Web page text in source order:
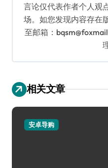
言论仅代表作者个人观
场。如您发现内容存在
至邮箱：
相关文章
安卓导购